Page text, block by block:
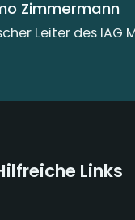
Zimmermann
Leiter des IAG
Links